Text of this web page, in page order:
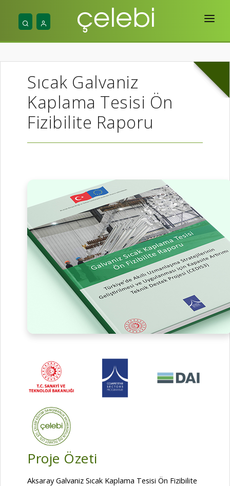
Ana Sayfa
Hakkımızda
Hizmetlerimiz
Projelerimiz
Yayınlar
Sıcak Galvaniz
Kaplama Tesisi Ön
Fizibilite Raporu
Proje Özeti
Aksaray Galvaniz Sıcak Kaplama Tesisi Ön Fizibilite